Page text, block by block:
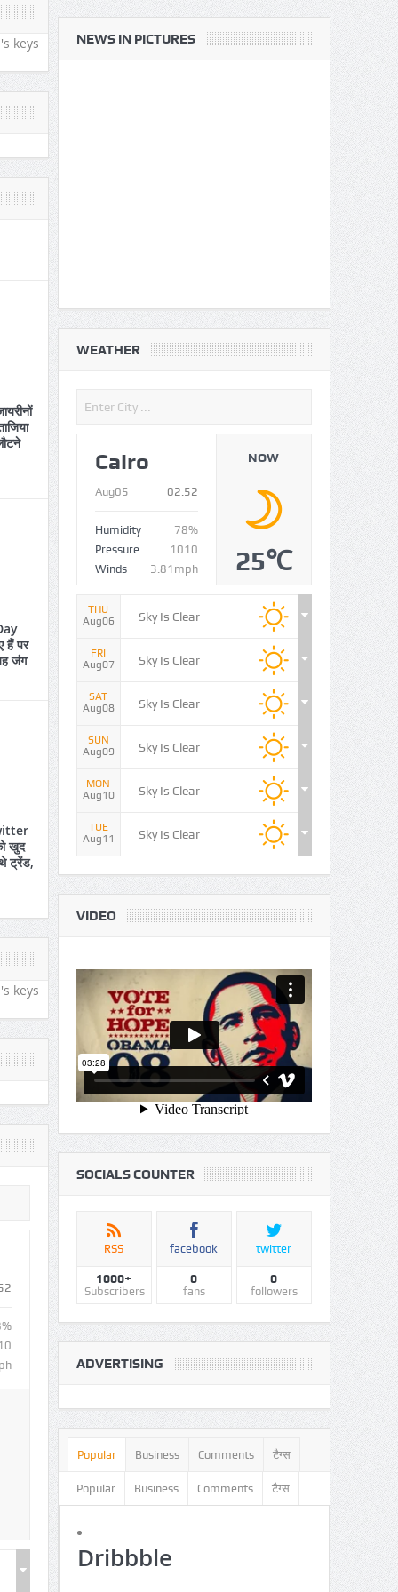
keys
हैं पर
जंग
खुद
थे ट्रेंड,
keys
NEWS IN PICTURES
WEATHER
Cairo
Aug05 02:52
Humidity
78%
Pressure
1010
Winds
3.81mph
NOW
25℃
THU
Aug06
Sky Is Clear
FRI
Aug07
Sky Is Clear
SAT
Aug08
Sky Is Clear
SUN
Aug09
Sky Is Clear
MON
Aug10
Sky Is Clear
TUE
Aug11
Sky Is Clear
VIDEO
SOCIALS COUNTER
RSS
1000+
Subscribers
facebook
0
fans
twitter
0
followers
ADVERTISING
Popular Business Comments टैग्स
Popular Business Comments टैग्स
Dribbble